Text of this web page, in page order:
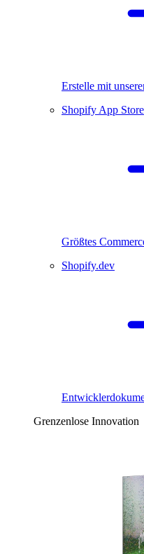
Erstelle mit
Shopify App Store
Größtes
Shopify.dev
Grenzenlose Innovation